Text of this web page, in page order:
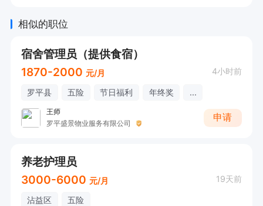
相似的职位
宿舍管理员（提供食宿）
1870-2000 元/月 4小时前
罗平县 五险 节日福利 年终奖 ...
王师
罗平盛景物业服务有限公司
申请
养老护理员
3000-6000 元/月 19天前
沾益区 五险